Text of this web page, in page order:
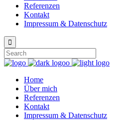
Referenzen
Kontakt
Impressum & Datenschutz
Home
Über mich
Referenzen
Kontakt
Impressum & Datenschutz